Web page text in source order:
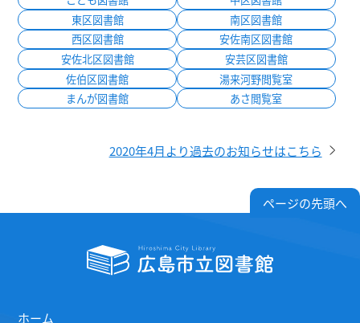
東区図書館
南区図書館
西区図書館
安佐南区図書館
安佐北区図書館
安芸区図書館
佐伯区図書館
湯来河野閲覧室
まんが図書館
あさ閲覧室
2020年4月より過去のお知らせはこちら
ページの先頭へ
ホーム